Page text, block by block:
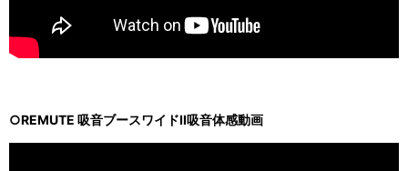
○REMUTE 吸音ブースワイドII吸音体感動画